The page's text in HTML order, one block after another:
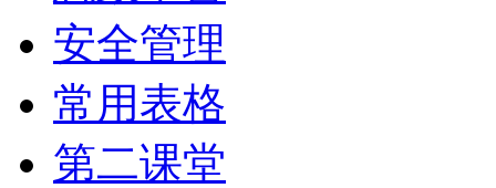
安全管理
常用表格
第二课堂